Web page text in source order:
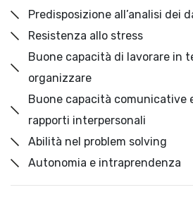
Predisposizione all’analisi dei
Resistenza allo stress
Buone capacità di lavorare in
organizzare
Buone capacità comunicative
rapporti interpersonali
Abilità nel problem solving
Autonomia e intraprendenza